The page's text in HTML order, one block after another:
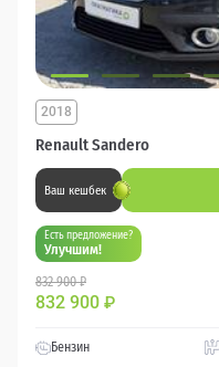
Renault Sandero
2018
Ваш кешбек
Есть предложение?
Улучшим!
832 900 ₽
832 900 ₽
Бензин